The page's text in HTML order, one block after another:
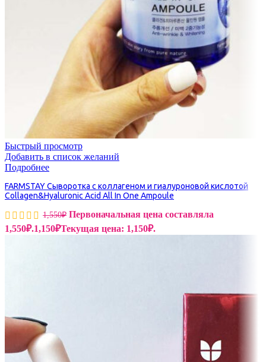
Быстрый просмотр
Добавить в список желаний
Подробнее
FARMSTAY Сыворотка с коллагеном и гиалуроновой кислотой
Collagen&Hyaluronic Acid All In One Ampoule
1,550₽ Первоначальная цена составляла
1,550₽.1,150₽Текущая цена: 1,150₽.